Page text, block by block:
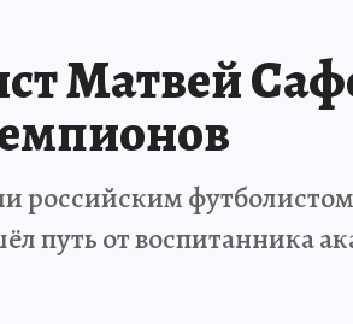
Матвей
российским
путь от воспитанника